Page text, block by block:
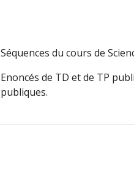
Séquences du cours de
Enoncés de TD et de TP
publiques.